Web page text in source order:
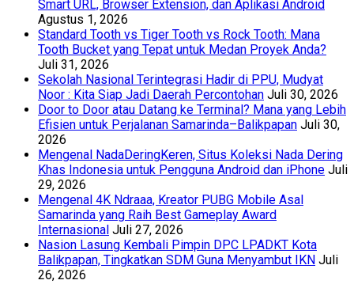
Smart URL, Browser Extension, dan Aplikasi Android
Agustus 1, 2026
Standard Tooth vs Tiger Tooth vs Rock Tooth: Mana
Tooth Bucket yang Tepat untuk Medan Proyek Anda?
Juli 31, 2026
Sekolah Nasional Terintegrasi Hadir di PPU, Mudyat
Noor : Kita Siap Jadi Daerah Percontohan Juli 30, 2026
Door to Door atau Datang ke Terminal? Mana yang Lebih
Efisien untuk Perjalanan Samarinda–Balikpapan Juli 30,
2026
Mengenal NadaDeringKeren, Situs Koleksi Nada Dering
Khas Indonesia untuk Pengguna Android dan iPhone Juli
29, 2026
Mengenal 4K Ndraaa, Kreator PUBG Mobile Asal
Samarinda yang Raih Best Gameplay Award
Internasional Juli 27, 2026
Nasion Lasung Kembali Pimpin DPC LPADKT Kota
Balikpapan, Tingkatkan SDM Guna Menyambut IKN Juli
26, 2026